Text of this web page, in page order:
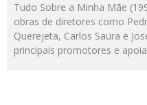
Tudo Sobre a Minha Mãe
obras de diretores como
Querejeta, Carlos Saura e
principais promotores e